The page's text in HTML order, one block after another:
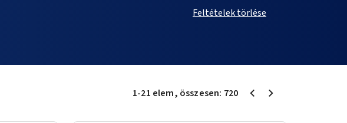
Feltételek törlése
1-21 elem, összesen: 720